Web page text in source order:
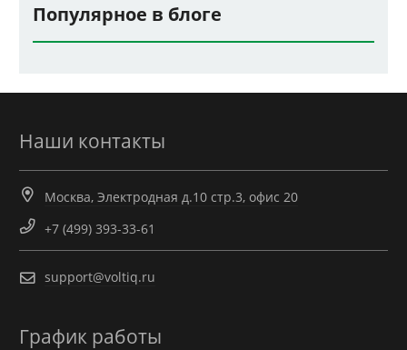
Популярное в блоге
Наши контакты
Москва, Электродная д.10 стр.3, офис 20
+7 (499) 393-33-61
support@voltiq.ru
График работы